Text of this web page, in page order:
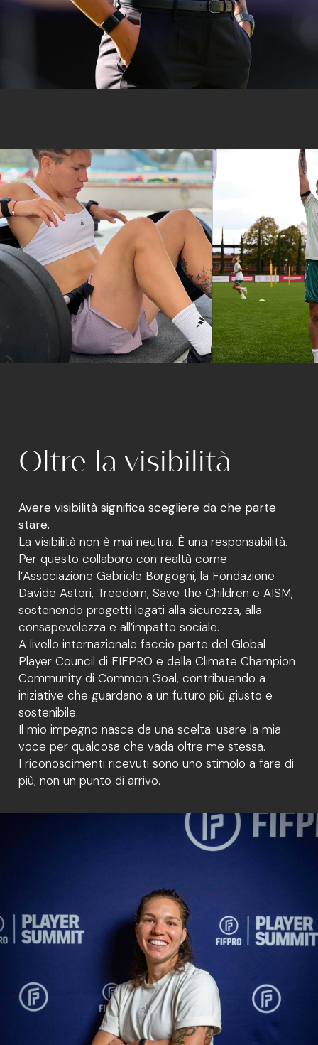
Oltre la visibilità
Avere visibilità significa scegliere da che parte
stare.
La visibilità non è mai neutra. È una responsabilità.
Per questo collaboro con realtà come
l’Associazione Gabriele Borgogni, la Fondazione
Davide Astori, Treedom, Save the Children e AISM,
sostenendo progetti legati alla sicurezza, alla
consapevolezza e all’impatto sociale.
A livello internazionale faccio parte del Global
Player Council di FIFPRO e della Climate Champion
Community di Common Goal, contribuendo a
iniziative che guardano a un futuro più giusto e
sostenibile.
Il mio impegno nasce da una scelta: usare la mia
voce per qualcosa che vada oltre me stessa.
I riconoscimenti ricevuti sono uno stimolo a fare di
più, non un punto di arrivo.